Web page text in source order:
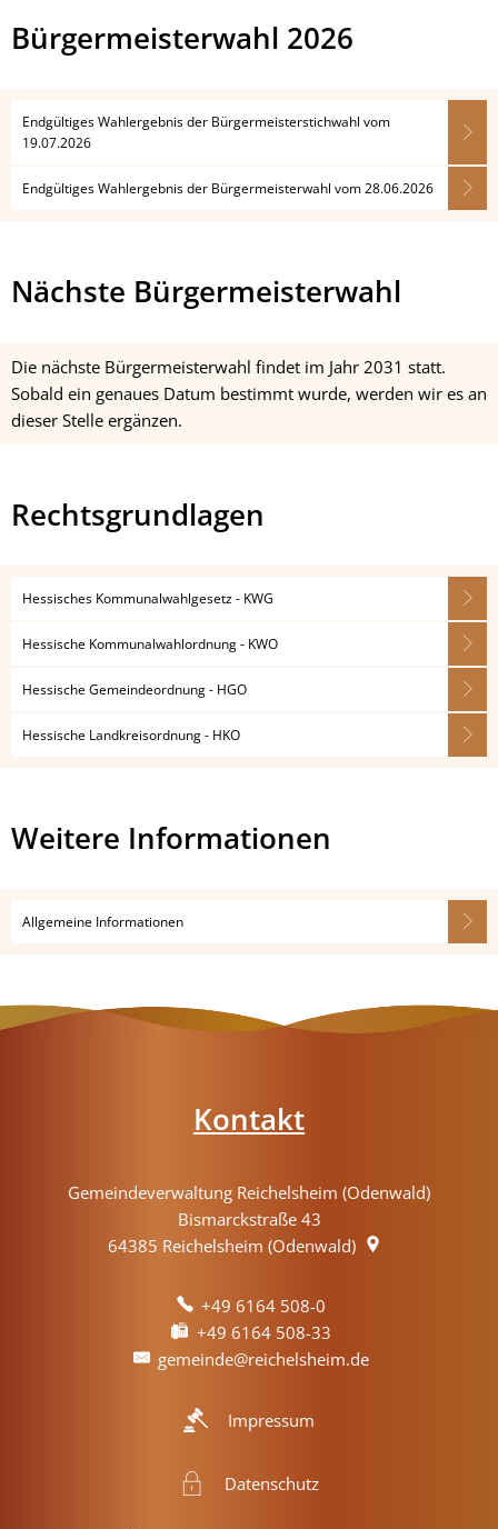
Bürgermeisterwahl 2026
Endgültiges Wahlergebnis der Bürgermeisterstichwahl vom
19.07.2026
Endgültiges Wahlergebnis der Bürgermeisterwahl vom 28.06.2026
Nächste Bürgermeisterwahl
Die nächste Bürgermeisterwahl findet im Jahr 2031 statt.
Sobald ein genaues Datum bestimmt wurde, werden wir es an
dieser Stelle ergänzen.
Rechtsgrundlagen
Hessisches Kommunalwahlgesetz - KWG
Hessische Kommunalwahlordnung - KWO
Hessische Gemeindeordnung - HGO
Hessische Landkreisordnung - HKO
Weitere Informationen
Allgemeine Informationen
Kontakt
Gemeindeverwaltung Reichelsheim (Odenwald)
Bismarckstraße 43
64385 Reichelsheim (Odenwald)
+49 6164 508-0
+49 6164 508-33
gemeinde@reichelsheim.de
Impressum
Datenschutz